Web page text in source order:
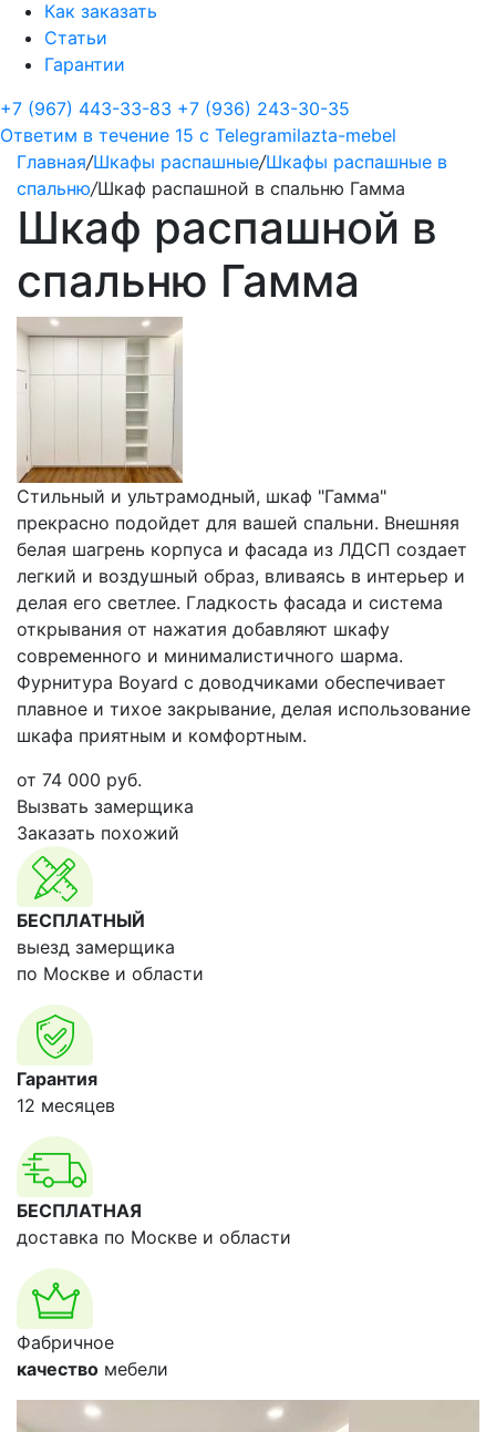
Как заказать
Статьи
Гарантии
+7 (967) 443-33-83 +7 (936) 243-30-35
Ответим в течение 15 с Telegramilazta-mebel
Главная/Шкафы распашные/Шкафы распашные в
спальню/Шкаф распашной в спальню Гамма
Шкаф распашной в
спальню Гамма
Стильный и ультрамодный, шкаф "Гамма"
прекрасно подойдет для вашей спальни. Внешняя
белая шагрень корпуса и фасада из ЛДСП создает
легкий и воздушный образ, вливаясь в интерьер и
делая его светлее. Гладкость фасада и система
открывания от нажатия добавляют шкафу
современного и минималистичного шарма.
Фурнитура Boyard с доводчиками обеспечивает
плавное и тихое закрывание, делая использование
шкафа приятным и комфортным.
от 74 000 руб.
Вызвать замерщика
Заказать похожий
БЕСПЛАТНЫЙ
выезд замерщика
по Москве и области
Гарантия
12 месяцев
БЕСПЛАТНАЯ
доставка по Москве и области
Фабричное
качество мебели